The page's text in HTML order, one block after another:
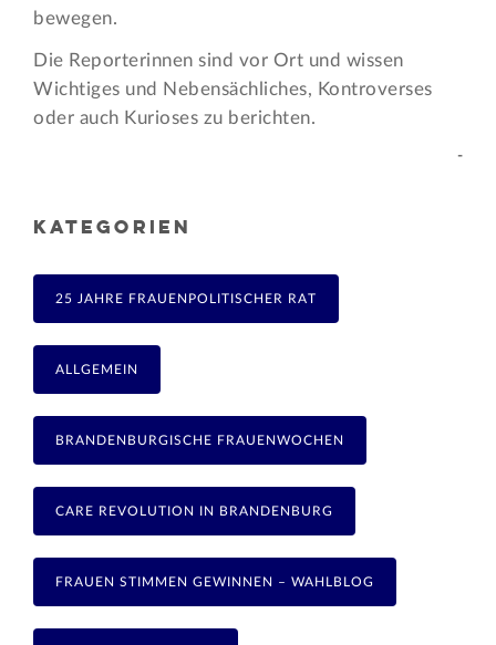
bewegen.
Die Reporterinnen sind vor Ort und wissen
Wichtiges und Nebensächliches, Kontroverses
oder auch Kurioses zu berichten.
-
KATEGORIEN
25 JAHRE FRAUENPOLITISCHER RAT
ALLGEMEIN
BRANDENBURGISCHE FRAUENWOCHEN
CARE REVOLUTION IN BRANDENBURG
FRAUEN STIMMEN GEWINNEN – WAHLBLOG